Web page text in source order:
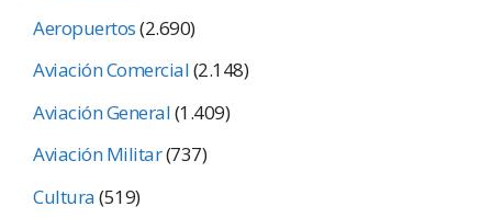
Aeropuertos(2.690)
Aviación Comercial(2.148)
Aviación General(1.409)
Aviación Militar(737)
Cultura(519)